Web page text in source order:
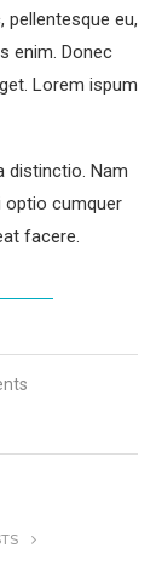
pellentesque eu,
enim. Donec
Lorem ispum
distinctio. Nam
optio cumquer
facere.